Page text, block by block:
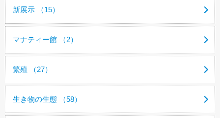
新展示 （15）
マナティー館 （2）
繁殖 （27）
生き物の生態 （58）